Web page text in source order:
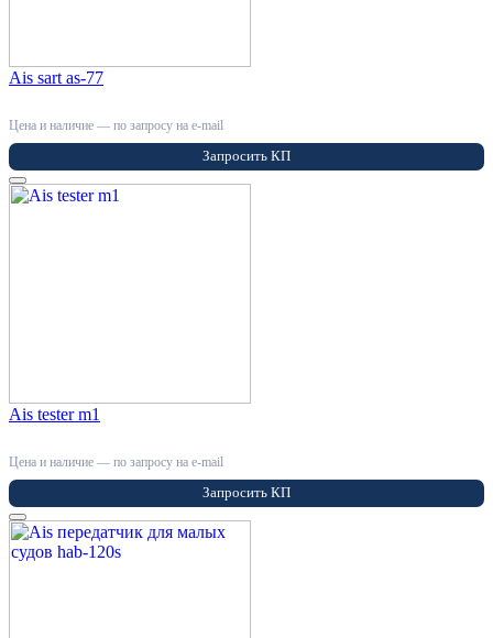
Ais sart as-77
Цена и наличие — по запросу на e-mail
Запросить КП
Ais tester m1
Цена и наличие — по запросу на e-mail
Запросить КП